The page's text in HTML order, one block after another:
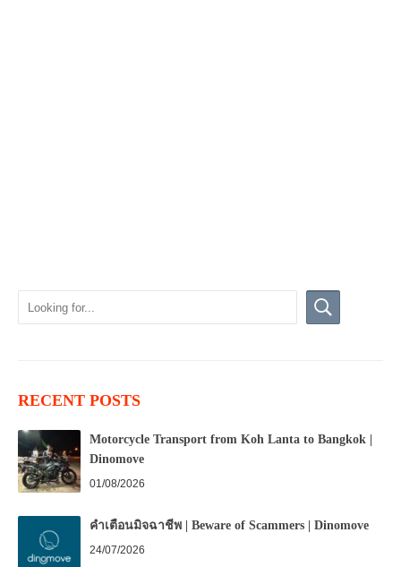
RECENT POSTS
Motorcycle Transport from Koh Lanta to Bangkok |
Dinomove
01/08/2026
คำเตือนมิจฉาชีพ | Beware of Scammers | Dinomove
24/07/2026